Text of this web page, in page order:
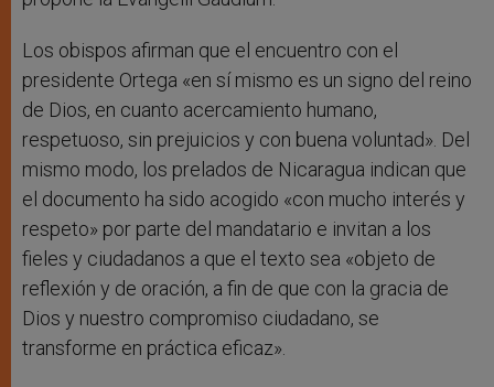
Los obispos afirman que el encuentro con el
presidente Ortega «en sí mismo es un signo del reino
de Dios, en cuanto acercamiento humano,
respetuoso, sin prejuicios y con buena voluntad». Del
mismo modo, los prelados de Nicaragua indican que
el documento ha sido acogido «con mucho interés y
respeto» por parte del mandatario e invitan a los
fieles y ciudadanos a que el texto sea «objeto de
reflexión y de oración, a fin de que con la gracia de
Dios y nuestro compromiso ciudadano, se
transforme en práctica eficaz».